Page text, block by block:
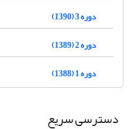
دوره 3 (1390)
دوره 2 (1389)
دوره 1 (1388)
دسترسی سریع